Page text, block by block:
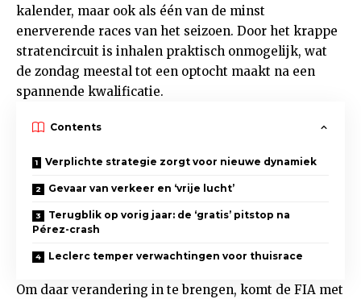
kalender, maar ook als één van de minst
enerverende races van het seizoen. Door het krappe
stratencircuit is inhalen praktisch onmogelijk, wat
de zondag meestal tot een optocht maakt na een
spannende kwalificatie.
Contents
Verplichte strategie zorgt voor nieuwe dynamiek
Gevaar van verkeer en ‘vrije lucht’
Terugblik op vorig jaar: de ‘gratis’ pitstop na
Pérez-crash
Leclerc temper verwachtingen voor thuisrace
Om daar verandering in te brengen, komt de FIA met